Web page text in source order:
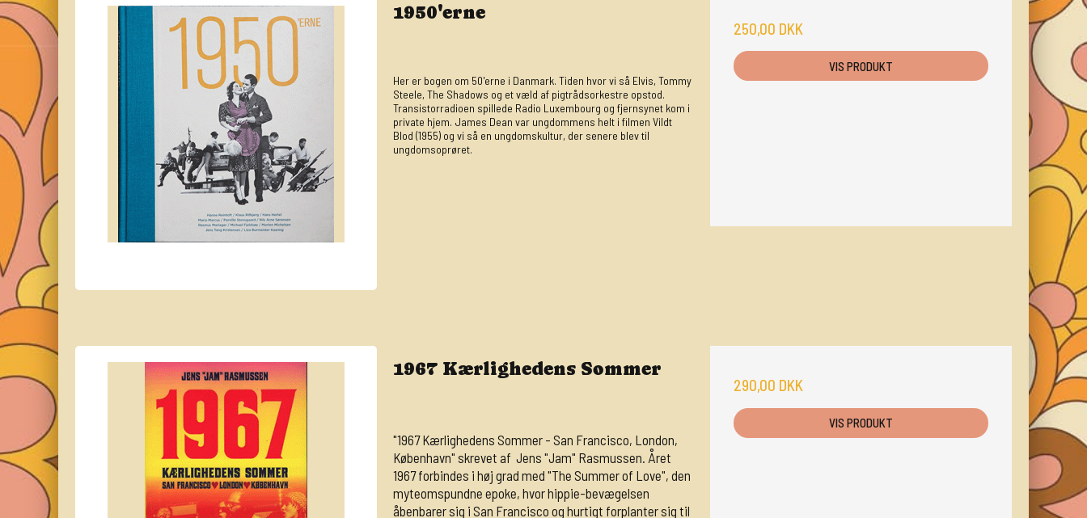
1950'erne
Her er bogen om 50'erne i Danmark. Tiden hvor vi så Elvis, Tommy
Steele, The Shadows og et væld af pigtrådsorkestre opstod.
Transistorradioen spillede Radio Luxembourg og fjernsynet kom i
private hjem. James Dean var ungdommens helt i filmen Vildt
Blod (1955) og vi så en ungdomskultur, der senere blev til
ungdomsoprøret.
250,00 DKK
VIS PRODUKT
1967 Kærlighedens Sommer
"1967 Kærlighedens Sommer - San Francisco, London,
København" skrevet af Jens "Jam" Rasmussen. Året
1967 forbindes i høj grad med "The Summer of Love", den
myteomspundne epoke, hvor hippie-bevægelsen
åbenbarer sig i San Francisco og hurtigt forplanter sig til
290,00 DKK
VIS PRODUKT